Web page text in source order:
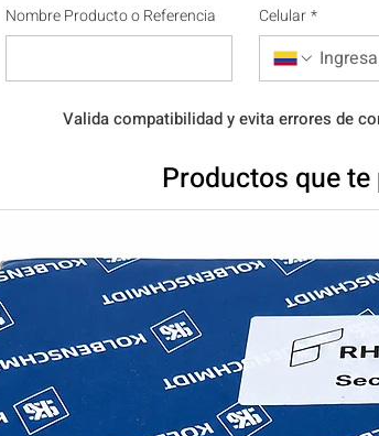
Nombre Producto o Referencia Celular *
Valida compatibilidad y evita errores de
Productos que